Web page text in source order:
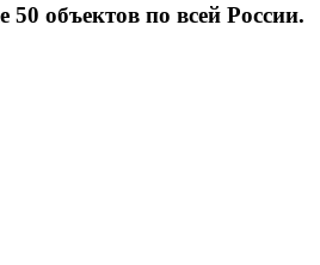
объектов по всей России.